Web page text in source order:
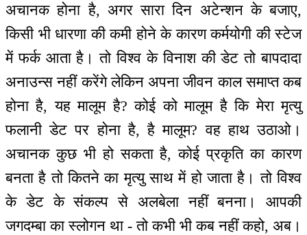
अचानक होना है, अगर सारा दिन अटेन्शन के बजाए,
किसी भी धारणा की कमी होने के कारण कर्मयोगी की स्टेज
में फर्क आता है। तो विश्व के विनाश की डेट तो बापदादा
अनाउन्स नहीं करेंगे लेकिन अपना जीवन काल समाप्त कब
होना है, यह मालूम है? कोई को मालूम है कि मेरा मृत्यु
फलानी डेट पर होना है, है मालूम? वह हाथ उठाओ।
अचानक कुछ भी हो सकता है, कोई प्रकृति का कारण
बनता है तो कितने का मृत्यु साथ में हो जाता है। तो विश्व
के डेट के संकल्प से अलबेला नहीं बनना। आपकी
जगदम्बा का स्लोगन था - तो कभी भी कब नहीं कहो, अब।